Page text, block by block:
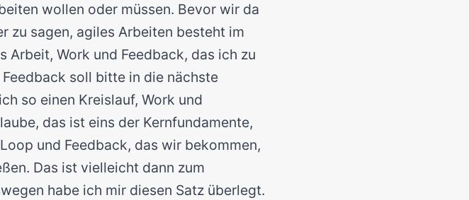
wollen oder müssen. Bevor wir da
zu sagen, agiles Arbeiten besteht im
Arbeit, Work und Feedback, das ich zu
soll bitte in die nächste
so einen Kreislauf, Work und
das ist eins der Kernfundamente,
und Feedback, das wir bekommen,
Das ist vielleicht dann zum
habe ich mir diesen Satz überlegt.